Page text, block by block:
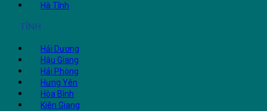
Hà Tĩnh
TỈNH
Hải Dương
Hậu Giang
Hải Phòng
Hưng Yên
Hòa Bình
Kiên Giang